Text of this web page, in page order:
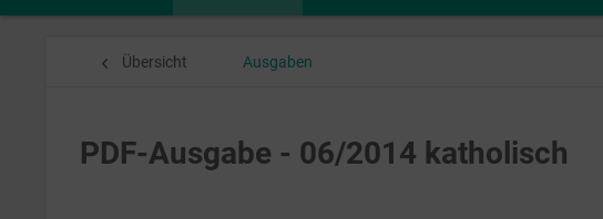
Übersicht Ausgaben
PDF-Ausgabe - 06/2014 katholisch